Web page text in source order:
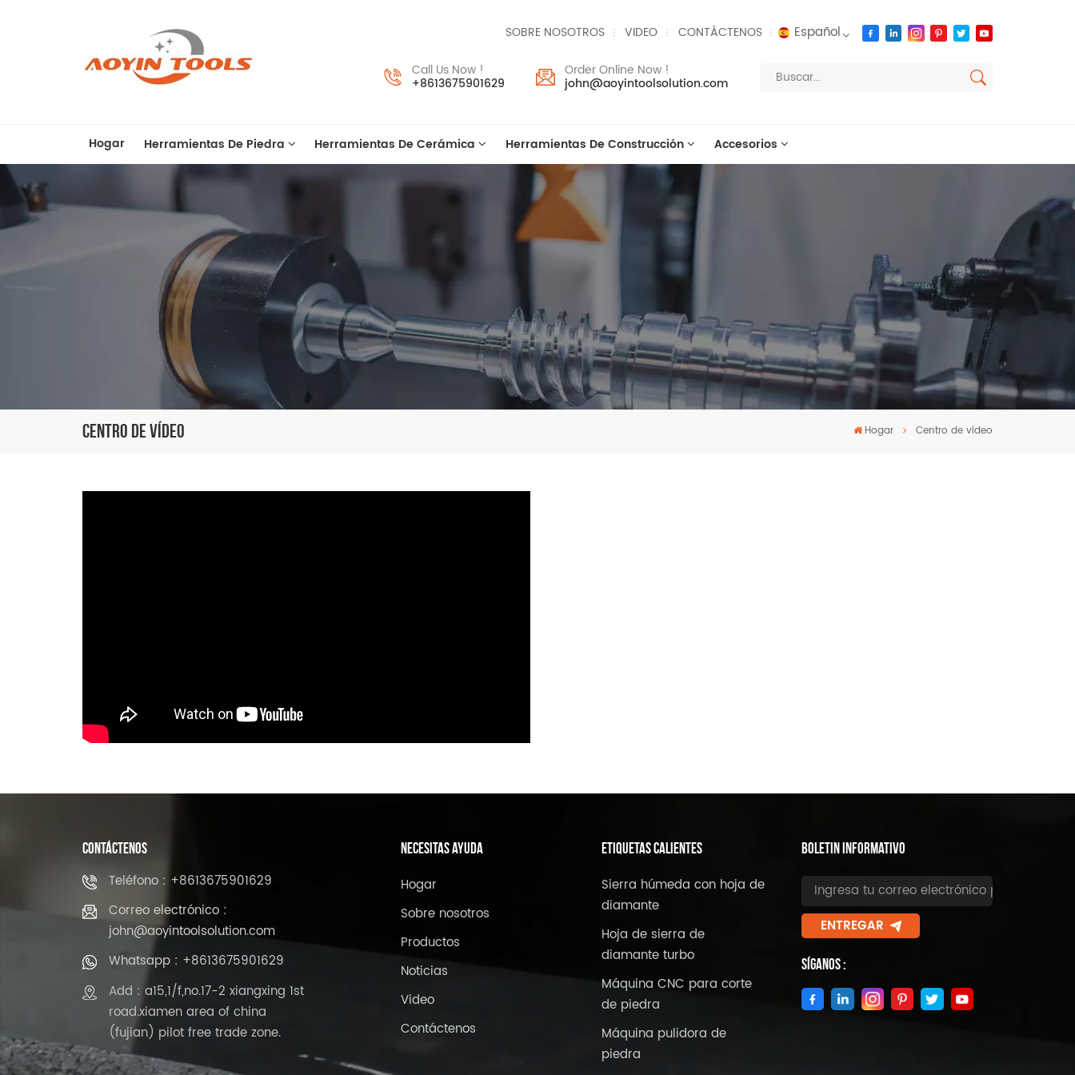
SOBRE NOSOTROS VIDEO CONTÁCTENOS Español
русский
Call Us Now !
+8613675901629
Order Online Now !
john@aoyintoolsolution.com
Hogar Herramientas De Piedra Herramientas De Cerámica Herramientas De Construcción Accesorios
Centro De Vídeo Hogar Centro de vídeo
CONTÁCTENOS
Teléfono : +8613675901629
Correo electrónico :
john@aoyintoolsolution.com
Whatsapp : +8613675901629
Add : a15,1/f,no.17-2 xiangxing 1st
road.xiamen area of china
(fujian) pilot free trade zone.
NECESITAS AYUDA
Hogar
Sobre nosotros
Productos
Noticias
Video
Contáctenos
ETIQUETAS CALIENTES
Sierra húmeda con hoja de
diamante
Hoja de sierra de
diamante turbo
Máquina CNC para corte
de piedra
Máquina pulidora de
piedra
BOLETIN INFORMATIVO
ENTREGAR
Síganos :